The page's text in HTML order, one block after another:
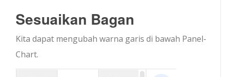
Sesuaikan Bagan
Kita dapat mengubah warna garis di bawah Panel-
Chart.